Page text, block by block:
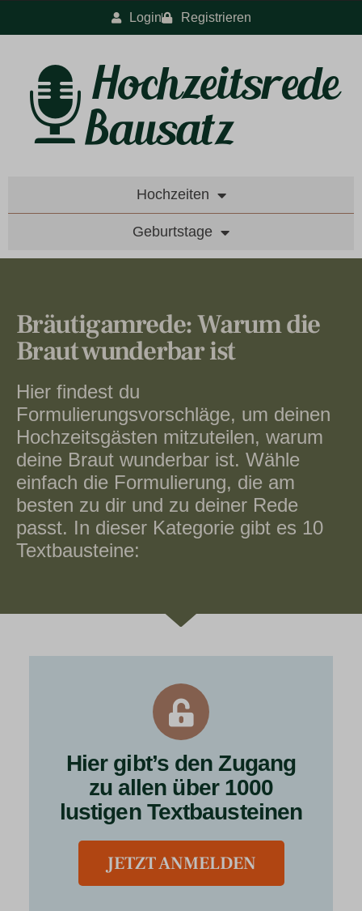
Login Registrieren
Hochzeiten
Geburtstage
Bräutigamrede: Warum die
Braut wunderbar ist
Hier findest du
Formulierungsvorschläge, um deinen
Hochzeitsgästen mitzuteilen, warum
deine Braut wunderbar ist. Wähle
einfach die Formulierung, die am
besten zu dir und zu deiner Rede
passt. In dieser Kategorie gibt es 10
Textbausteine:
Hier gibt’s den Zugang
zu allen über 1000
lustigen Textbausteinen
JETZT ANMELDEN